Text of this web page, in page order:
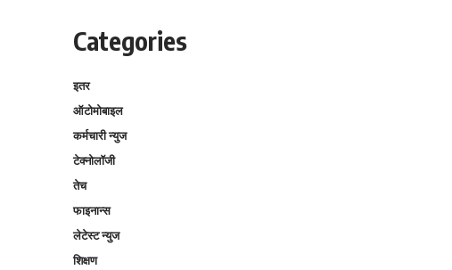
Categories
इतर
ऑटोमोबाइल
कर्मचारी न्युज
टेक्नोलॉजी
तेच
फाइनान्स
लेटेस्ट न्युज
शिक्षण